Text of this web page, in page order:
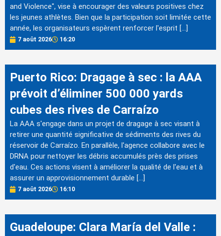
and Violence", vise à encourager des valeurs positives chez
les jeunes athlètes. Bien que la participation soit limitée cette
année, les organisateurs espèrent renforcer l'esprit […]
7 août 2026 16:20
Puerto Rico: Dragage à sec : la AAA
prévoit d’éliminer 500 000 yards
cubes des rives de Carraízo
La AAA s'engage dans un projet de dragage à sec visant à
retirer une quantité significative de sédiments des rives du
réservoir de Carraízo. En parallèle, l'agence collabore avec le
DRNA pour nettoyer les débris accumulés près des prises
d'eau. Ces actions visent à améliorer la qualité de l'eau et à
assurer un approvisionnement durable […]
7 août 2026 16:10
Guadeloupe: Clara María del Valle :